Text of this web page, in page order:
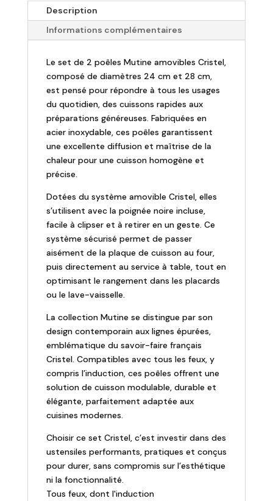
Set
Poêles
amovible
Mutine
Poignée
noire
Description
Informations complémentaires
Le set de 2 poêles Mutine amovibles Cristel,
composé de diamètres 24 cm et 28 cm,
est pensé pour répondre à tous les usages
du quotidien, des cuissons rapides aux
préparations généreuses. Fabriquées en
acier inoxydable, ces poêles garantissent
une excellente diffusion et maîtrise de la
chaleur pour une cuisson homogène et
précise.
Dotées du système amovible Cristel, elles
s’utilisent avec la poignée noire incluse,
facile à clipser et à retirer en un geste. Ce
système sécurisé permet de passer
aisément de la plaque de cuisson au four,
puis directement au service à table, tout en
optimisant le rangement dans les placards
ou le lave-vaisselle.
La collection Mutine se distingue par son
design contemporain aux lignes épurées,
emblématique du savoir-faire français
Cristel. Compatibles avec tous les feux, y
compris l’induction, ces poêles offrent une
solution de cuisson modulable, durable et
élégante, parfaitement adaptée aux
cuisines modernes.
Choisir ce set Cristel, c’est investir dans des
ustensiles performants, pratiques et conçus
pour durer, sans compromis sur l’esthétique
ni la fonctionnalité.
Tous feux, dont l'induction